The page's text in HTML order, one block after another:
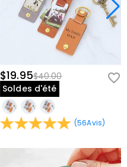
$19.95$40.00
Soldes d'été
(56Avis)